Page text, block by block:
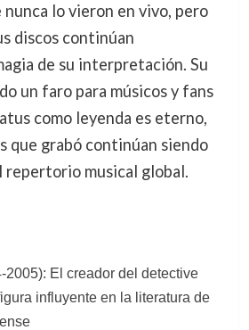
lo vieron en vivo, pero
discos continúan
de su interpretación. Su
un faro para músicos y fans
como leyenda es eterno,
que grabó continúan siendo
repertorio musical global.
2005): El creador del detective
influyente en la literatura de